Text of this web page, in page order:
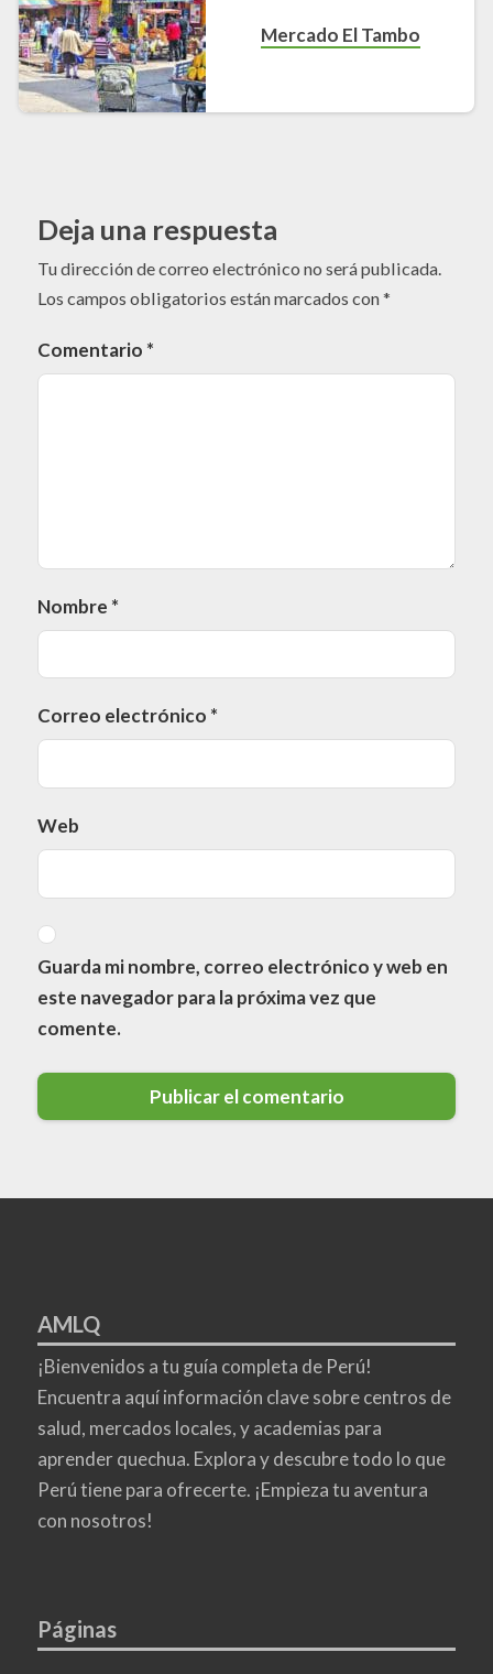
Mercado El Tambo
Deja una respuesta
Tu dirección de correo electrónico no será publicada.
Los campos obligatorios están marcados con*
Comentario *
Nombre *
Correo electrónico *
Web
Guarda mi nombre, correo electrónico y web en
este navegador para la próxima vez que
comente.
AMLQ
¡Bienvenidos a tu guía completa de Perú!
Encuentra aquí información clave sobre centros de
salud, mercados locales, y academias para
aprender quechua. Explora y descubre todo lo que
Perú tiene para ofrecerte. ¡Empieza tu aventura
con nosotros!
Páginas